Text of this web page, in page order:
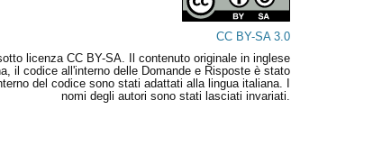
CC BY-SA 3.0
licenza CC BY-SA. Il contenuto originale in inglese
il codice all'interno delle Domande e Risposte è stato
del codice sono stati adattati alla lingua italiana. I
nomi degli autori sono stati lasciati invariati.